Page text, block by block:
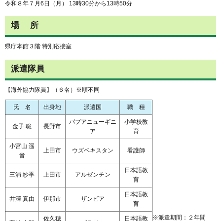
令和８年７月6日（月） 13時30分から13時50分
場 所
県庁本館３階 特別応接室
派遣隊員
【海外協力隊員】（６名）※順不同
氏 名 出身地 派遣国 職 種
金子 聡 長野市
パプアニューギニ
ア
小学校教
育
小宮山 遥
音
上田市 ウズベキスタン 看護師
三浦 紗季 上田市 アルゼンチン
日本語教
育
井澤 真由 伊那市 ザンビア
日本語教
育
佐久穂 日本語教 ※派遣期間：２年間